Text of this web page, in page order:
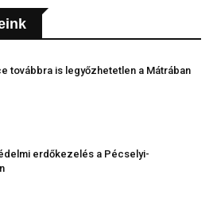
továbbra is legyőzhetetlen a Mátrában
erdőkezelés a Pécselyi-